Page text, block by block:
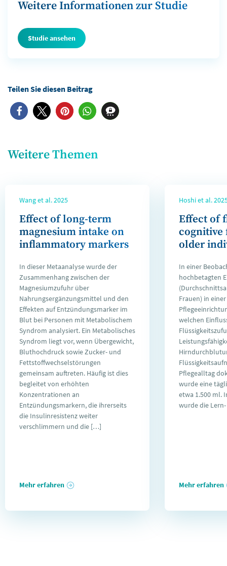
Weitere Informationen zur Studie
Studie ansehen
Weitere Themen
Wang et al. 2025
Effect of long-term
magnesium intake on
inflammatory markers
In dieser Metaanalyse wurde der
Zusammenhang zwischen der
Magnesiumzufuhr über
Nahrungsergänzungsmittel und den
Effekten auf Entzündungsmarker im
Blut bei Personen mit Metabolischem
Syndrom analysiert. Ein Metabolisches
Syndrom liegt vor, wenn Übergewicht,
Bluthochdruck sowie Zucker- und
Fettstoffwechselstörungen
gemeinsam auftreten. Häufig ist dies
begleitet von erhöhten
Konzentrationen an
Entzündungsmarkern, die ihrerseits
die Insulinresistenz weiter
verschlimmern und die […]
Mehr erfahren
Hoshi et al.
Effect of
older
In einer
hochbetagten
Frauen) in
welchen
Pflegealltag
wurde eine
etwa 1.500 ml.
wurde die
Mehr erfahren